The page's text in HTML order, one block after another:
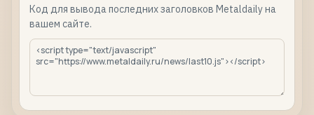
Код для вывода последних заголовков Metaldaily на
вашем сайте.